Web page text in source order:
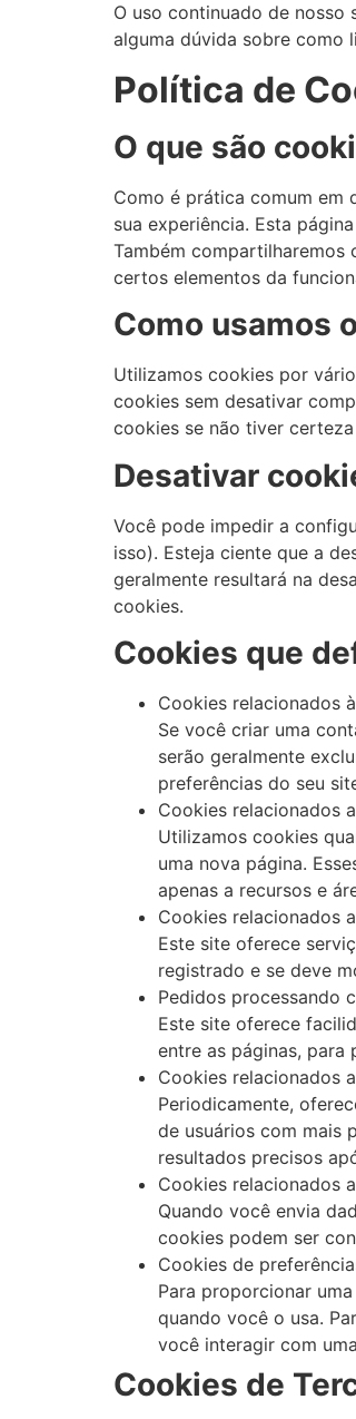
O uso continuado de
alguma dúvida sobre como
Política de
O que são
Como é prática comum em
sua experiência. Esta
Também compartilharemos
certos elementos da
Como usamos
Utilizamos cookies por
cookies sem desativar
cookies se não tiver
Desativar
Você pode impedir a
isso). Esteja ciente que a
geralmente resultará na
cookies.
Cookies que
Cookies relacionados
Se você criar uma
serão geralmente
preferências do seu
Cookies relacionados
Utilizamos cookies
uma nova página.
apenas a recursos e
Cookies relacionados
Este site oferece
registrado e se deve
Pedidos processando
Este site oferece
entre as páginas, para
Cookies relacionados
Periodicamente,
de usuários com mais
resultados precisos
Cookies relacionados
Quando você envia
cookies podem ser
Cookies de
Para proporcionar
quando você o usa.
você interagir com
Cookies de